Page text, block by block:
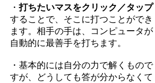
・打ちたいマスをクリック／タップ
することで、そこに打つことができ
ます。相手の手は、コンピュータが
自動的に最善手を打ちます。
・基本的には自分の力で解くもので
すが、どうしても答が分からなくて